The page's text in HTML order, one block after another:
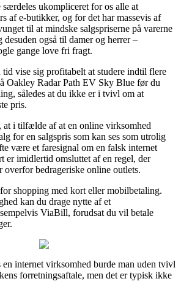
ukompliceret for os alle at
af e-butikker, og for det har massevis af
til at mindske salgspriserne på varerne
også til damer og herrer –
gange love fri fragt.
vise sig profitabelt at studere indtil flere
Oakley Radar Path EV Sky Blue før du
således at du ikke er i tvivl om at
pris.
at i tilfælde af at en online virksomhed
for en salgspris som kan ses som utrolig
være et faresignal om en falsk internet
er imidlertid omsluttet af en regel, der
bedrageriske online outlets.
shopping med kort eller mobilbetaling.
kan du drage nytte af et
ViaBill, forudsat du vil betale
internet virksomhed burde man uden tvivl
forretningsaftale, men det er typisk ikke